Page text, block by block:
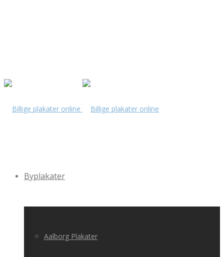
Byplakater
Aalborg Plakater